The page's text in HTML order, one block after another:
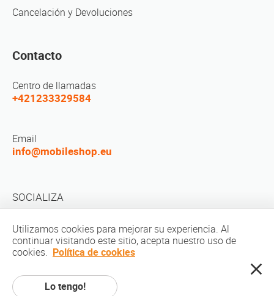
Cancelación y Devoluciones
Contacto
Centro de llamadas
+421233329584
Email
info@mobileshop.eu
SOCIALIZA
Derechos de autor © 2010-2026 MobileShop.eu. Todos los derechos
reservados. Todas las imágenes de productos en el sitio son propiedad de
Utilizamos cookies para mejorar su experiencia. Al
continuar visitando este sitio, acepta nuestro uso de
cookies. Política de cookies
Lo tengo!